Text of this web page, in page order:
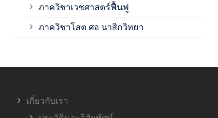
ภาควิชาเวชศาสตร์ฟื้นฟู
ภาควิชาโสต ศอ นาสิกวิทยา
เกี่ยวกับเรา